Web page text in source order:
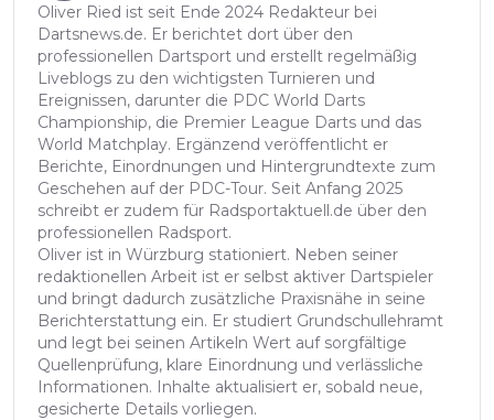
Oliver Ried ist seit Ende 2024 Redakteur bei
Dartsnews.de. Er berichtet dort über den
professionellen Dartsport und erstellt regelmäßig
Liveblogs zu den wichtigsten Turnieren und
Ereignissen, darunter die PDC World Darts
Championship, die Premier League Darts und das
World Matchplay. Ergänzend veröffentlicht er
Berichte, Einordnungen und Hintergrundtexte zum
Geschehen auf der PDC-Tour. Seit Anfang 2025
schreibt er zudem für Radsportaktuell.de über den
professionellen Radsport.
Oliver ist in Würzburg stationiert. Neben seiner
redaktionellen Arbeit ist er selbst aktiver Dartspieler
und bringt dadurch zusätzliche Praxisnähe in seine
Berichterstattung ein. Er studiert Grundschullehramt
und legt bei seinen Artikeln Wert auf sorgfältige
Quellenprüfung, klare Einordnung und verlässliche
Informationen. Inhalte aktualisiert er, sobald neue,
gesicherte Details vorliegen.